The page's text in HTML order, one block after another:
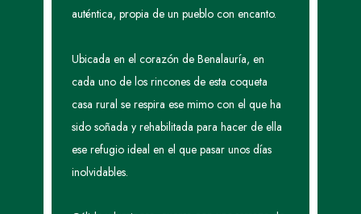
auténtica, propia de un pueblo con encanto.
Ubicada en el corazón de Benalauría, en
cada uno de los rincones de esta coqueta
casa rural se respira ese mimo con el que ha
sido soñada y rehabilitada para hacer de ella
ese refugio ideal en el que pasar unos días
inolvidables.